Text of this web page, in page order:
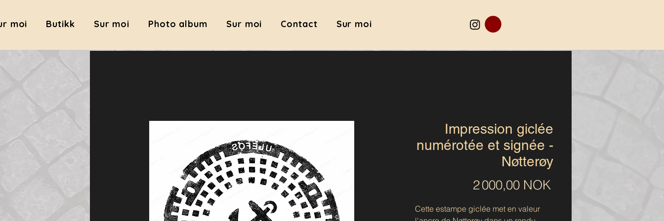
moi Butikk Sur moi Photo album Sur moi Contact Sur moi
Impression giclée
numérotée et signée -
Nøtterøy
2 000,00 NOKPrix
Cette estampe giclée met en valeur